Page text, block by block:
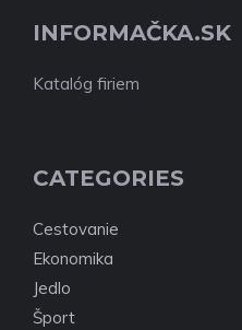
INFORMAČKA.SK
Katalóg firiem
CATEGORIES
Cestovanie
Ekonomika
Jedlo
Šport